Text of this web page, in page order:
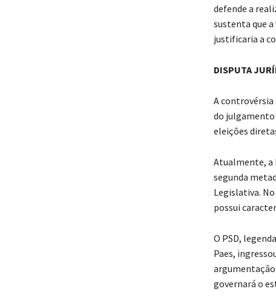
defende a
sustenta que
justificaria a
DISPUTA
A controvérsia
do julgamento
eleições
Atualmente, a
segunda
Legislativa.
possui
O PSD,
Paes,
argumentação
governará o